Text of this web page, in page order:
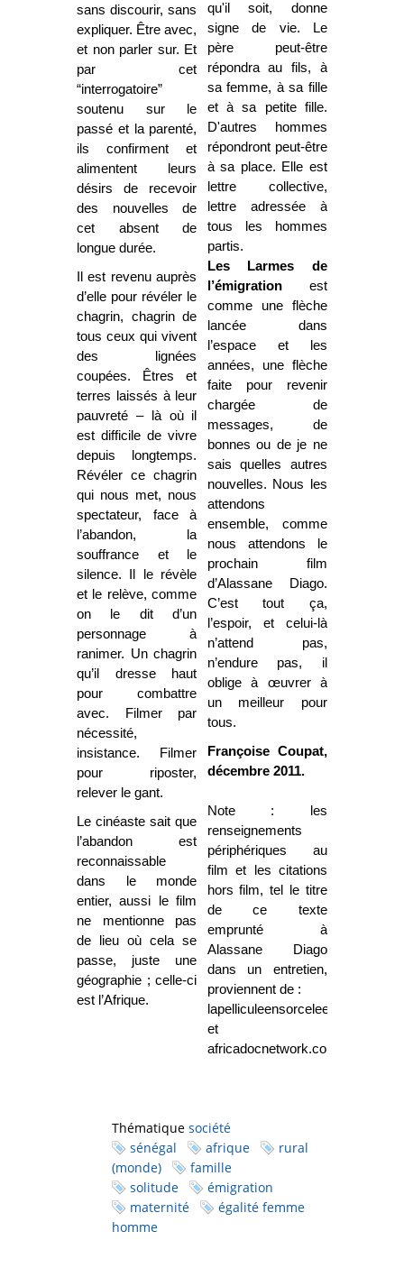
sans discourir, sans
expliquer. Être avec,
et non parler sur. Et
par cet
“interrogatoire”
soutenu sur le
passé et la parenté,
ils confirment et
alimentent leurs
désirs de recevoir
des nouvelles de
cet absent de
longue durée.
Il est revenu auprès
d’elle pour révéler le
chagrin, chagrin de
tous ceux qui vivent
des lignées
coupées. Êtres et
terres laissés à leur
pauvreté – là où il
est difficile de vivre
depuis longtemps.
Révéler ce chagrin
qui nous met, nous
spectateur, face à
l’abandon, la
souffrance et le
silence. Il le révèle
et le relève, comme
on le dit d’un
personnage à
ranimer. Un chagrin
qu’il dresse haut
pour combattre
avec. Filmer par
nécessité,
insistance. Filmer
pour riposter,
relever le gant.
Le cinéaste sait que
l’abandon est
reconnaissable
dans le monde
entier, aussi le film
ne mentionne pas
de lieu où cela se
passe, juste une
géographie ; celle-ci
est l’Afrique.
qu'il soit, donne
signe de vie. Le
père peut-être
répondra au fils, à
sa femme, à sa fille
et à sa petite fille.
D'autres hommes
répondront peut-être
à sa place. Elle est
lettre collective,
lettre adressée à
tous les hommes
partis.
Les Larmes de
l’émigrationest
comme une flèche
lancée dans
l’espace et les
années, une flèche
faite pour revenir
chargée de
messages, de
bonnes ou de je ne
sais quelles autres
nouvelles. Nous les
attendons
ensemble, comme
nous attendons le
prochain film
d’Alassane Diago.
C’est tout ça,
l’espoir, et celui-là
n’attend pas,
n’endure pas, il
oblige à œuvrer à
un meilleur pour
tous.
Françoise Coupat,
décembre 2011.
Note : les
renseignements
périphériques au
film et les citations
hors film, tel le titre
de ce texte
emprunté à
Alassane Diago
dans un entretien,
proviennent de :
lapelliculeensorcelee.org
et
africadocnetwork.com.
Thématique société
sénégal
afrique
rural
(monde)
famille
solitude
émigration
maternité
égalité femme
homme